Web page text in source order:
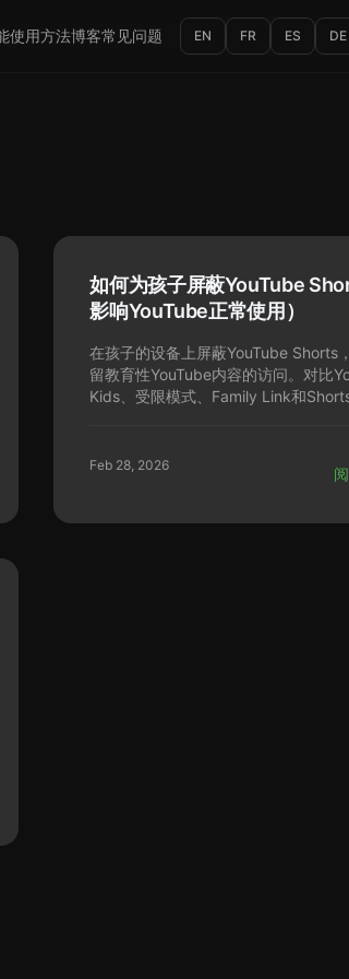
使用方法博客常见问题 EN FR ES DE
如何为孩子屏蔽YouTube
影响YouTube正常使用）
在孩子的设备上屏蔽YouTube Shorts
留教育性YouTube内容的访问。对比
Kids、受限模式、Family Link和
Feb 28, 2026